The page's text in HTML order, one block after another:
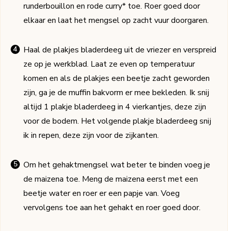
runderbouillon en rode curry* toe. Roer goed door
elkaar en laat het mengsel op zacht vuur doorgaren.
Haal de plakjes bladerdeeg uit de vriezer en verspreid
ze op je werkblad. Laat ze even op temperatuur
komen en als de plakjes een beetje zacht geworden
zijn, ga je de muffin bakvorm er mee bekleden. Ik snij
altijd 1 plakje bladerdeeg in 4 vierkantjes, deze zijn
voor de bodem. Het volgende plakje bladerdeeg snij
ik in repen, deze zijn voor de zijkanten.
Om het gehaktmengsel wat beter te binden voeg je
de maizena toe. Meng de maizena eerst met een
beetje water en roer er een papje van. Voeg
vervolgens toe aan het gehakt en roer goed door.